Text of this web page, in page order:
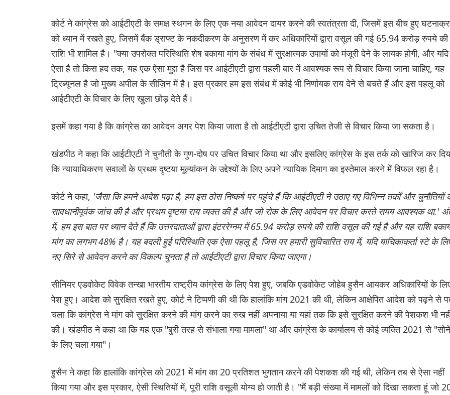
कोर्ट ने कांग्रेस को आईटीएटी के समक्ष स्थगन के लिए एक नया आवेदन दायर करने की स्वतंत्रता दी, जिसमें इस बीच हुए
को ध्यान में रखते हुए, जिसमें बैंक ड्राफ्ट के नकदीकरण के अनुसरण में कर अधिकारियों द्वारा वसूल की गई 65.94 करोड़ रुपये की
राशि भी शामिल है। "क्या उपरोक्त परिस्थिति शेष बकाया मांग के संबंध में सुरक्षात्मक उपायों को मंजूरी देने के लायक होगी, और यदि
ऐसा है तो किस हद तक, यह एक ऐसा मुद्दा है जिस पर आईटीएटी द्वारा पहली बार में आवश्यक रूप से विचार किया जाना चाहिए, यह
ट्रिब्यूनल है जो मुख्य अपील के सीज़िन में है। इस प्रकार हम इस संबंध में कोई भी निर्णायक राय देने से बचते हैं और इस पहलू को
आईटीएटी के विचार के लिए खुला छोड़ देते हैं।
इसमें कहा गया है कि कांग्रेस का आवेदन अगर पेश किया जाता है तो आईटीएटी द्वारा उचित तेजी से विचार किया जा सकता है।
खंडपीठ ने कहा कि आईटीएटी ने चुनौती के गुण-दोष पर उचित विचार किया था और इसलिए कांग्रेस के इस तर्क को खारिज कर
कि न्यायाधिकरण सवालों के प्रथम दृष्टया मूल्यांकन के उद्देश्यों के लिए अपने न्यायिक दिमाग का इस्तेमाल करने में विफल रहा है।
कोर्ट ने कहा, 'जैसा कि हमने आदेश पढ़ा है, हम इस ठोस निष्कर्ष पर पहुंचे हैं कि आईटीएटी ने उठाए गए विभिन्न तर्कों और चुनौतियों
सावधानीपूर्वक जांच की है और प्रथम दृष्टया राय व्यक्त की है और जो रोक के लिए आवेदन पर विचार करते समय आवश्यक था.'
में, हम इस बात पर ध्यान देते हैं कि उत्तरदाताओं द्वारा इंटररेग्नम में 65.94 करोड़ रुपये की राशि वसूल की गई है और यह राशि
मांग का लगभग 48% है। यह बदली हुई परिस्थिति एक ऐसा पहलू है, जिस पर हमारी सुविचारित राय में, यदि याचिकाकर्ता स्टे के
नए सिरे से आवेदन करने का विकल्प चुनता है तो आईटीएटी द्वारा विचार किया जाएगा।
सीनियर एडवोकेट विवेक तन्खा भारतीय राष्ट्रीय कांग्रेस के लिए पेश हुए, जबकि एडवोकेट जोहेब हुसैन आयकर अधिकारियों के
पेश हुए। आदेश को सुरक्षित रखते हुए, कोर्ट ने टिप्पणी की थी कि हालांकि मांग 2021 की थी, लेकिन आक्षेपित आदेश को पढ़ने से
चला कि कांग्रेस ने मांग को सुरक्षित करने की मांग करने का रुख नहीं अपनाया या यहां तक कि इसे सुरक्षित करने की पेशकश भी
की। खंडपीठ ने कहा था कि यह एक "बुरी तरह से संभाला गया मामला" था और कांग्रेस के कार्यालय से कोई व्यक्ति 2021 से "सोने
के लिए चला गया"।
हुसैन ने कहा कि हालांकि कांग्रेस को 2021 में मांग का 20 प्रतिशत भुगतान करने की पेशकश की गई थी, लेकिन तब से ऐसा नहीं
किया गया और इस प्रकार, ऐसी स्थितियों में, पूरी राशि वसूली योग्य हो जाती है। "मैं बड़ी संख्या में मामलों को दिखा सकता हूं जो